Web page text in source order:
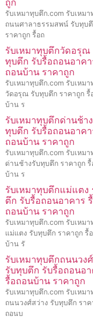
ถูก
รับเหมาทุบตึก.com รับเหม
ถนนศาลาธรรมสพน์ รับทุบ
ราคาถูก รื้อถ
รับเหมาทุบตึกวัดอรุณ
ทุบตึก รับรื้อถอนอาคา
ถอนบ้าน ราคาถูก
รับเหมาทุบตึก.com รับเหม
วัดอรุณ รับทุบตึก ราคาถูก รื้
บ้าน ร
รับเหมาทุบตึกด่านช้า
ทุบตึก รับรื้อถอนอาคา
ถอนบ้าน ราคาถูก
รับเหมาทุบตึก.com รับเหม
ด่านช้างรับทุบตึก ราคาถูก รื้
บ้าน ร
รับเหมาทุบตึกแม่แตง
ตึก รับรื้อถอนอาคาร
ถอนบ้าน ราคาถูก
รับเหมาทุบตึก.com รับเหม
แม่แตง รับทุบตึก ราคาถูก รื้
บ้าน รั
รับเหมาทุบตึกถนนวง
รับทุบตึก รับรื้อถอนอา
รื้อถอนบ้าน ราคาถูก
รับเหมาทุบตึก.com รับเหม
ถนนวงศ์สว่าง รับทุบตึก ราค
ถอนบ